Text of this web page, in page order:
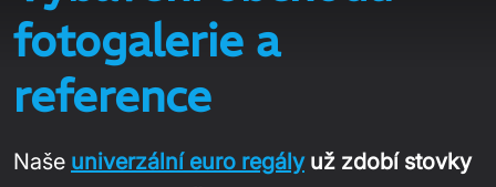
fotogalerie a
reference
Naše univerzální euro regályuž zdobí stovky